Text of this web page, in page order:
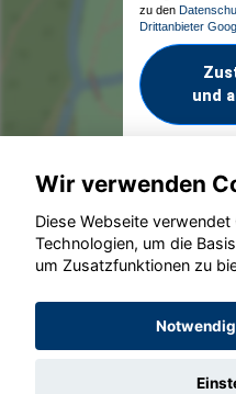
zu den
Drittanbieter
und
©
Wir verwenden
Diese Webseite
Technologien, um die
um Zusatzfunktionen zu